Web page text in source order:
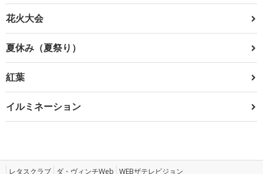
花火大会
夏休み（夏祭り）
紅葉
イルミネーション
レタスクラブ ダ・ヴィンチWeb WEBザテレビジョン